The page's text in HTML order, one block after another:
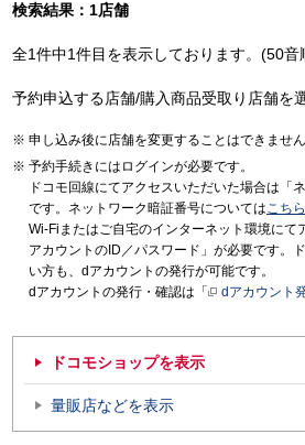
検索結果：1店舗
全1件中1件目を表示しております。(50音
予約申込する店舗/購入商品受取り店舗を
申し込み後に店舗を変更することはできません
予約手続きにはログインが必要です。
ドコモ回線にてアクセスいただいた場合は「
です。ネットワーク暗証番号についてはこちら
Wi-Fiまたはご自宅のインターネット環境にて
アカウントのID／パスワード」が必要です。
い方も、dアカウントの発行が可能です。
dアカウントの発行・確認は「
dアカウント
ドコモショップを表示
量販店などを表示